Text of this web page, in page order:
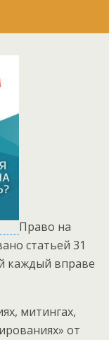
Право на
статьей 31
каждый вправе
митингах,
от